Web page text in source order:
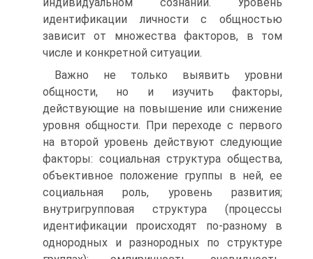
идентификации личности с общностью
зависит от множества факторов, в том
числе и конкретной ситуации.
Важно не только выявить уровни
общности, но и изучить факторы,
действующие на повышение или снижение
уровня общности. При переходе с первого
на второй уровень действуют следующие
факторы: социальная структура общества,
объективное положение группы в ней, ее
социальная роль, уровень развития;
внутригрупповая структура (процессы
идентификации происходят по-разному в
однородных и разнородных по структуре